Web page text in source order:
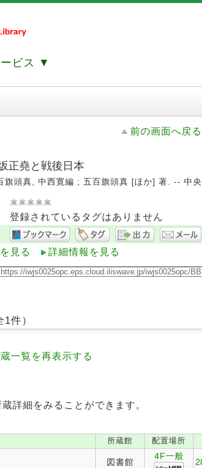
ビス ▼
前の画面へ戻る
正堯と戦後日本
旗頭真, 中西寛編 ; 五百旗頭真 [ほか] 著. -- 中
登録されているタグはありません
見る
詳細情報を見る
件）
一覧を再表示する
詳細をみることができます。
所蔵館 配置場所
図書館
4F一般